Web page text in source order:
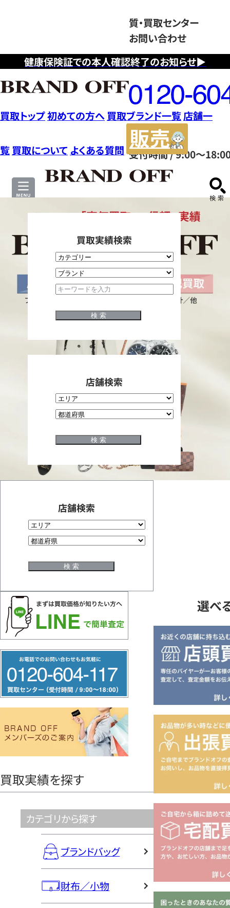
健康保険証での本人確認終了のお知らせ▶
質・買取センター
お問い合わせ
フ
リ
ー
ダ
イ
ヤ
ル
0120604117
受付時間 / 9:00～
買取トップ初めての方へ 買取ブランド一覧店舗一
覧 買取について よくある質問
サ
ラ
ン
買
頼
と
実
績
の
BRAND
OFF
TOKYO
買取実績検索
店舗検索
店舗検索
リ
ー
ヤ
買取実績を探す
カテゴリから探す
ブランドバッグ
財布／小物
選べ